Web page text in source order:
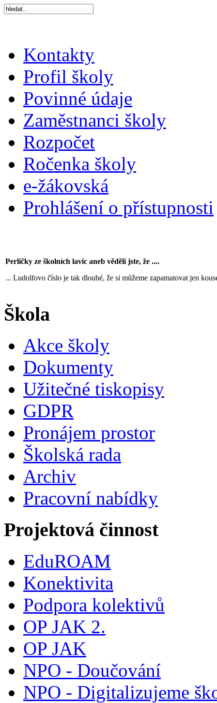
Kontakty
Profil školy
Povinné údaje
Zaměstnanci školy
Rozpočet
Ročenka školy
e-žákovská
Prohlášení o přístupnosti
Perličky ze školních lavic aneb věděli jste, že ....
... Ludolfovo číslo je tak dlouhé, že si můžeme zapamatovat jen
Škola
Akce školy
Dokumenty
Užitečné tiskopisy
GDPR
Pronájem prostor
Školská rada
Archiv
Pracovní nabídky
Projektová činnost
EduROAM
Konektivita
Podpora kolektivů
OP JAK 2.
OP JAK
NPO - Doučování
NPO - Digitalizujeme